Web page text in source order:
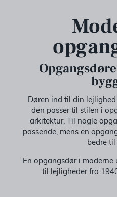
Døren ind til din
den passer til stilen i
arkitektur. Til nogle
passende, mens en
bedre
En opgangsdør i
til lejligheder fra